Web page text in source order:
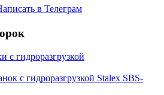
в Телеграм
с гидроразгрузкой